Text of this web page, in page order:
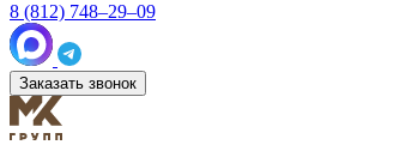
8 (812) 748–29–09
Заказать звонок